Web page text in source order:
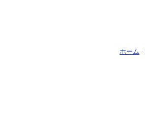
ホーム -